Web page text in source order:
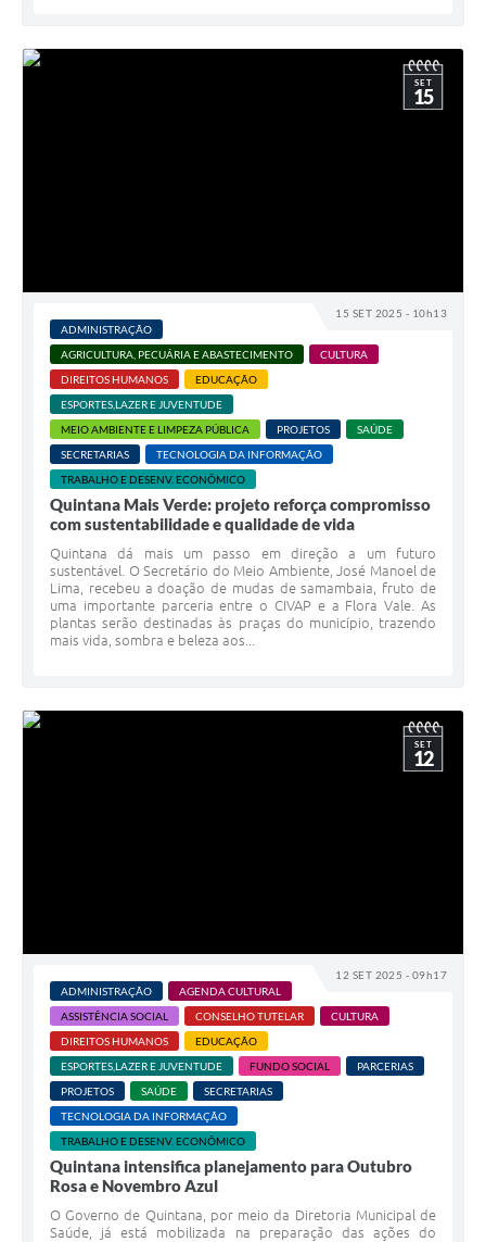
15 SET 2025 - 10h13
SET
15
ADMINISTRAÇÃO
AGRICULTURA, PECUÁRIA E ABASTECIMENTO
CULTURA
DIREITOS HUMANOS
EDUCAÇÃO
ESPORTES,LAZER E JUVENTUDE
MEIO AMBIENTE E LIMPEZA PÚBLICA
PROJETOS
SAÚDE
SECRETARIAS
TECNOLOGIA DA INFORMAÇÃO
TRABALHO E DESENV. ECONÔMICO
Quintana Mais Verde: projeto reforça compromisso
com sustentabilidade e qualidade de vida
Quintana dá mais um passo em direção a um futuro
sustentável. O Secretário do Meio Ambiente, José Manoel de
Lima, recebeu a doação de mudas de samambaia, fruto de
uma importante parceria entre o CIVAP e a Flora Vale. As
plantas serão destinadas às praças do município, trazendo
mais vida, sombra e beleza aos...
12 SET 2025 - 09h17
SET
12
ADMINISTRAÇÃO
AGENDA CULTURAL
ASSISTÊNCIA SOCIAL
CONSELHO TUTELAR
CULTURA
DIREITOS HUMANOS
EDUCAÇÃO
ESPORTES,LAZER E JUVENTUDE
FUNDO SOCIAL
PARCERIAS
PROJETOS
SAÚDE
SECRETARIAS
TECNOLOGIA DA INFORMAÇÃO
TRABALHO E DESENV. ECONÔMICO
Quintana intensifica planejamento para Outubro
Rosa e Novembro Azul
O Governo de Quintana, por meio da Diretoria Municipal de
Saúde, já está mobilizada na preparação das ações do